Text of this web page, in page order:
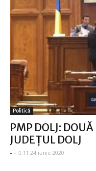
Politică
PMP DOLJ:
JUDEȚUL DOLJ
- - 0:11 24 iunie 2020